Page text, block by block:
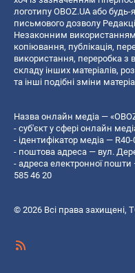
логотипу OBOZ.UA або
письмового дозволу
Незаконним використанням
копiювання, публiкацiя,
використання, переробка
складу інших матеріалів,
та інші подібні зміни
Назва онлайн медіа —
- суб'єкт у сфері онлайн
- ідентифікатор медіа — R40-
- поштова адреса — вул.
- адреса електронної пошти
585 46 20
© 2026 Всі права захищені,